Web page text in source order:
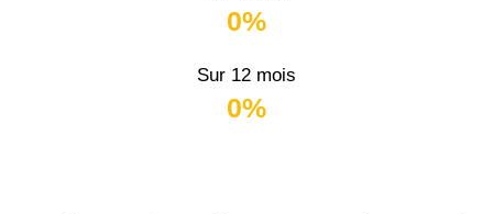
0%
Sur 12 mois
0%